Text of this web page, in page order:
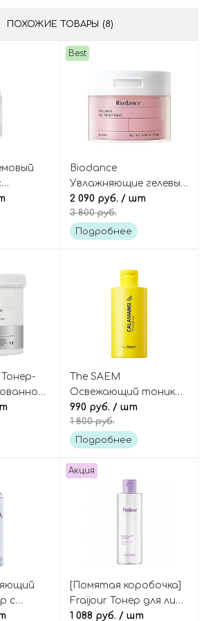
ПОХОЖИЕ ТОВАРЫ (8)
и
Best
Biodance
Увлажняющие гелевые
тонер-пэды с
коллагеном, 60 шт,
Collagen Gel Toner
2 090 руб. / шт
3 800 руб.
Подробнее
The SAEM
Освежающий тоник
для сужения пор с
цитрусом каламанси,
Calamansi Pore
990 руб. / шт
1 800 руб.
Подробнее
с
и
Акция
[Помятая коробочка]
Fraijour Тонер для лица
с коллагеном и
1 088 руб. / шт